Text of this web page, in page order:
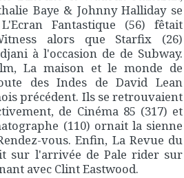
Baye & Johnny Halliday se
L'Ecran Fantastique (56) fêtait
alors que Starfix (26)
à l'occasion de de Subway.
La maison et le monde de
des Indes de David Lean
précédent. Ils se retrouvaient
de Cinéma 85 (317) et
(110) ornait la sienne
vous. Enfin, La Revue du
sur l'arrivée de Pale ridersur
avec Clint Eastwood.